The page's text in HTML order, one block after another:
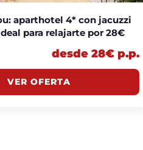
aparthotel 4* con jacuzzi
para relajarte por 28€
desde 28€ p.p.
VER OFERTA